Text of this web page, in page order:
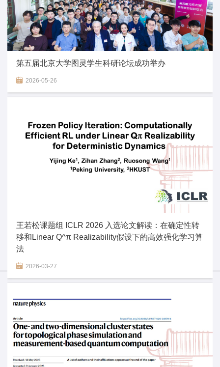
第五届北京大学图灵学生科研论坛成功举办
2026-05-26
王若松课题组 ICLR 2026 入选论文解读：在确定性转
移和Linear Q^π Realizability假设下的高效强化学习算
法
2026-03-27